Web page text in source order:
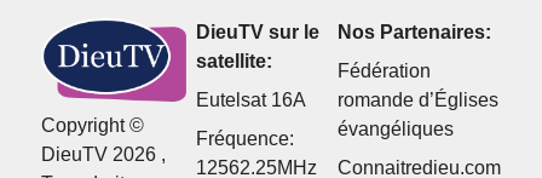
Copyright ©
DieuTV 2026 ,
DieuTV sur le
satellite:
Eutelsat 16A
Fréquence:
12562.25MHz
Nos Partenaires:
Fédération
romande d’Églises
évangéliques
Connaitredieu.com